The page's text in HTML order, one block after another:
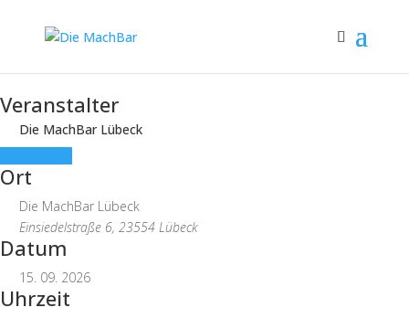
Veranstalter
Die MachBar Lübeck
Ort
Die MachBar Lübeck
Einsiedelstraße 6, 23554 Lübeck
Datum
15. 09. 2026
Uhrzeit